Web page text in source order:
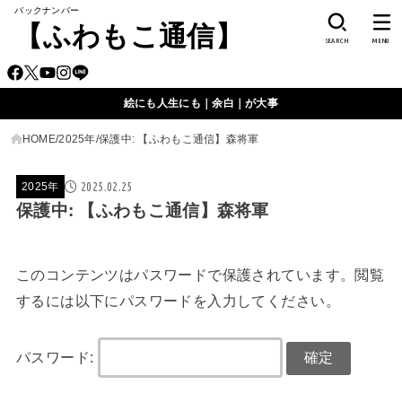
バックナンバー
【ふわもこ通信】 SEARCH MENU
絵にも人生にも｜余白｜が大事
HOME 2025年 保護中: 【ふわもこ通信】森将軍
2025年 2025.02.25
保護中: 【ふわもこ通信】森将軍
このコンテンツはパスワードで保護されています。閲覧
するには以下にパスワードを入力してください。
パスワード: